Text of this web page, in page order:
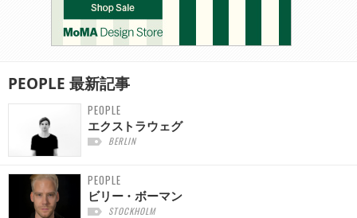
PEOPLE 最新記事
PEOPLE
エクストラウェグ
BERLIN
PEOPLE
ビリー・ボーマン
STOCKHOLM